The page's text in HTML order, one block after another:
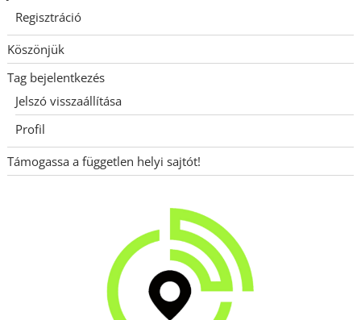
Regisztráció
Köszönjük
Tag bejelentkezés
Jelszó visszaállítása
Profil
Támogassa a független helyi sajtót!